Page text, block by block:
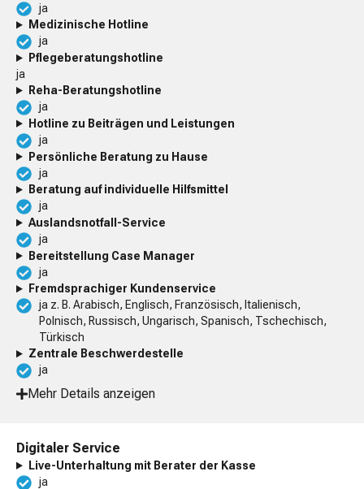
ja
Medizinische Hotline
ja
Pflegeberatungshotline
ja
Reha-Beratungshotline
ja
Hotline zu Beiträgen und Leistungen
ja
Persönliche Beratung zu Hause
ja
Beratung auf individuelle Hilfsmittel
ja
Auslandsnotfall-Service
ja
Bereitstellung Case Manager
ja
Fremdsprachiger Kundenservice
ja z. B. Arabisch, Englisch, Französisch, Italienisch,
Polnisch, Russisch, Ungarisch, Spanisch, Tschechisch,
Türkisch
Zentrale Beschwerdestelle
ja
Mehr Details anzeigen
Digitaler Service
Live-Unterhaltung mit Berater der Kasse
ja